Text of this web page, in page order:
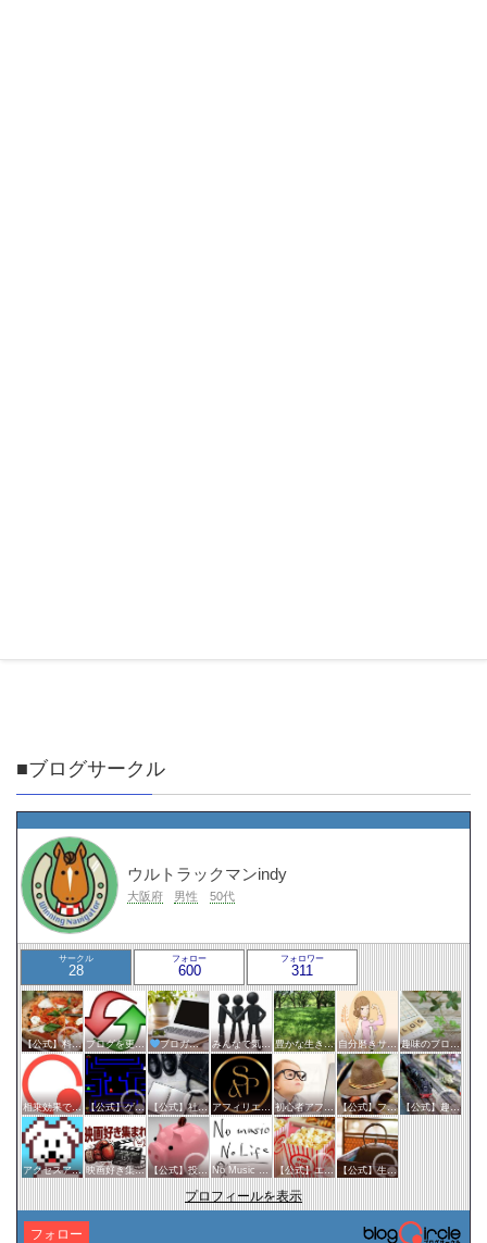
■ブログサークル
ウルトラックマンindy
大阪府 男性 50代
サークル
28
フォロー
600
フォロワー
311
【公式】料理・グルメサークル ブログを更新したらここで報告 ブロガー応援&更新報告♪ みんなで気軽にアクセスアップ 豊かな生き方サークル 自分磨きサークル 趣味のブログを楽しむ会
相乗効果でWINWIN!「はてブ・ランキング」応援サークル！！！ 【公式】ゲームサークル 【公式】社会・経済サークル アフィリエイト 初心者アフィリエイター♪♪ 【公式】ファッション・美容サークル 【公式】趣味サークル
アクセスアップのお手伝い！ブログサークルあんてな 映画好き集まれ('ω')ノ 【公式】投資・マネーサークル No Music No Life 【公式】エンタメサークル 【公式】生活・文化サークル
プロフィールを表示
フォロー